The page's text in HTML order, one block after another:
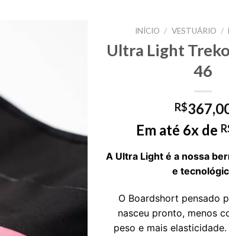
INÍCIO / VESTUÁRIO /
Ultra Light
46
R$
Em até 6x de
A Ultra Light é a nossa
e
O Boardshort pensado
nasceu pronto, menos
peso e mais